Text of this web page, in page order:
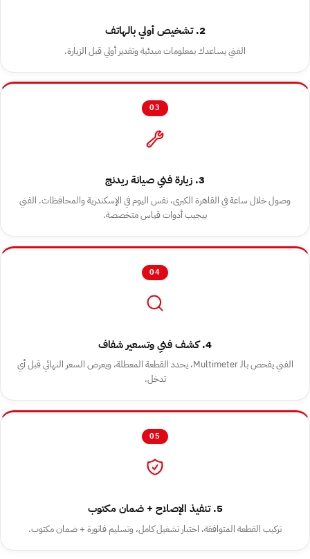
2. تشخيص أولي بالهاتف
الفني يساعدك بمعلومات مبدئية وتقدير أولي قبل الزيارة.
03
3. زيارة فني صيانة ريدنج
وصول خلال ساعة في القاهرة الكبرى، نفس اليوم في الإسكندرية والمحافظات. الفني
بيجيب أدوات قياس متخصصة.
04
4. كشف فني وتسعير شفاف
الفني يفحص بالـ Multimeter، يحدد القطعة المعطلة، ويعرض السعر النهائي قبل أي
تدخل.
05
5. تنفيذ الإصلاح + ضمان مكتوب
تركيب القطعة المتوافقة، اختبار تشغيل كامل، وتسليم فاتورة + ضمان مكتوب.